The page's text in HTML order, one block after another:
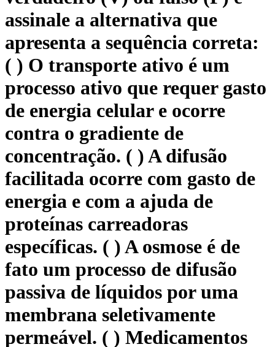
assinale a alternativa que
apresenta a sequência correta:
( ) O transporte ativo é um
processo ativo que requer gasto
de energia celular e ocorre
contra o gradiente de
concentração. ( ) A difusão
facilitada ocorre com gasto de
energia e com a ajuda de
proteínas carreadoras
específicas. ( ) A osmose é de
fato um processo de difusão
passiva de líquidos por uma
membrana seletivamente
permeável. ( ) Medicamentos